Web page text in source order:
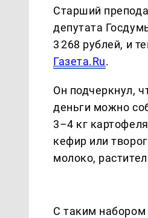
Старший
депутата
3 268 рублей, и
Газета.Ru.
Он подчеркнул,
деньги можно
3–4 кг
кефир или
молоко,
С таким